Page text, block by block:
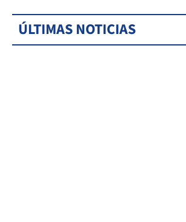
ÚLTIMAS NOTICIAS